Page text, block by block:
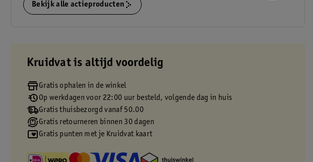
Bekijk alle actieproducten
Kruidvat is altijd voordelig
Gratis ophalen in de winkel
Op werkdagen voor 22:00 uur besteld, volgende dag in huis
Gratis thuisbezorgd vanaf 50.00
Gratis retourneren binnen 30 dagen
Gratis punten met je Kruidvat kaart